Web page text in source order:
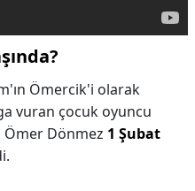
Ömercik'i olarak
vuran çocuk oyuncu
Ömer Dönmez 1 Şubat